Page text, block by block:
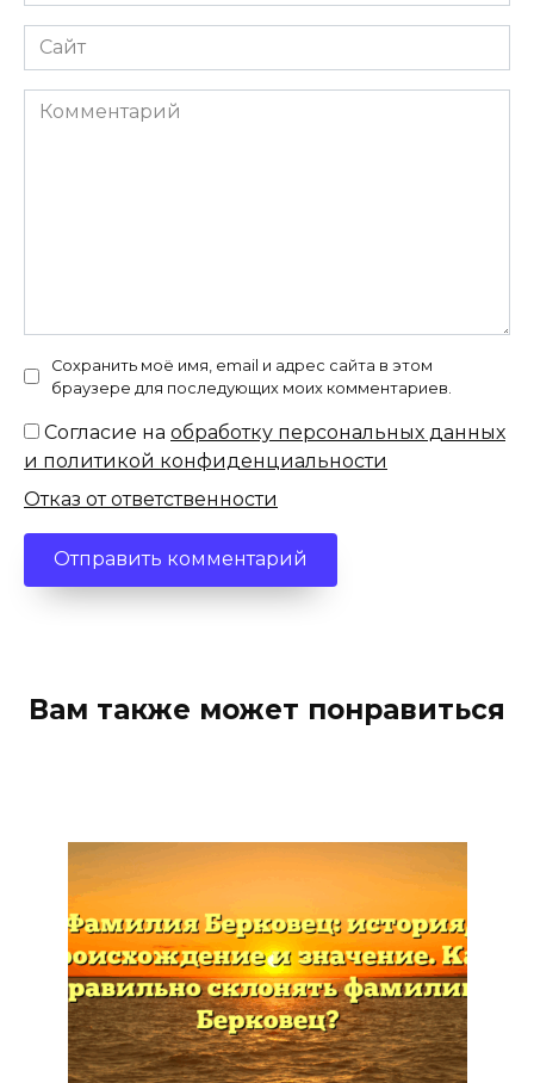
Сайт
Комментарий
Сохранить моё имя, email и адрес сайта в этом
браузере для последующих моих комментариев.
Согласие на обработку персональных данных
и политикой конфиденциальности
Отказ от ответственности
Вам также может понравиться